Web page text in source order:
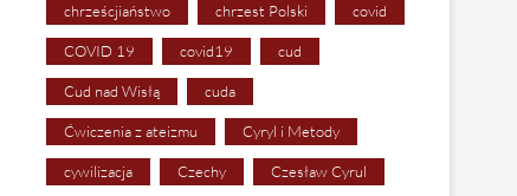
chrześcjiaństwo chrzest Polski covid
COVID 19 covid19 cud
Cud nad Wisłą cuda
Ćwiczenia z ateizmu Cyryl i Metody
cywilizacja Czechy Czesław Cyrul